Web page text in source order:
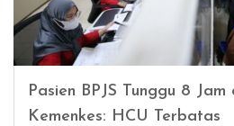
Pasien BPJS Tunggu 8 Jam
Kemenkes: HCU Terbatas